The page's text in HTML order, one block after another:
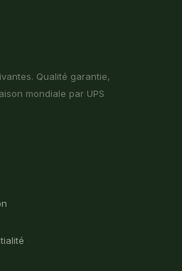
Qualité garantie,
mondiale par UPS